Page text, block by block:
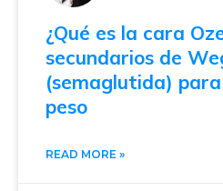
¿Qué es la cara
secundarios de
(semaglutida)
peso
READ MORE »